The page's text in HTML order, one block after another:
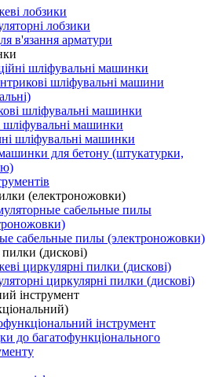
лобзики
лобзики
в'язання арматури
шліфувальні машинки
шліфувальні машини
шліфувальні машинки
шліфувальні машинки
шліфувальні машинки
для бетону (штукатурки,
(електроножовки)
сабельные пилы
сабельные пилы (электроножовки)
(дискові)
циркулярні пилки (дискові)
циркулярні пилки (дискові)
інструмент
інструмент
до багатофункціонального